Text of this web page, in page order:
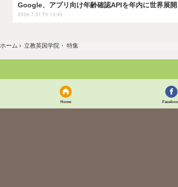
Google、アプリ向け年齢確認APIを年内に世界展
2026.7.31 Fri 13:45
ホーム › 立教英国学院・ 特集
Home